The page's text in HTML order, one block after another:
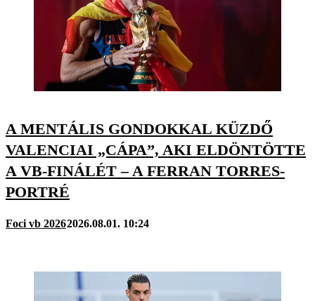
A MENTÁLIS GONDOKKAL KÜZDŐ
VALENCIAI „CÁPA”, AKI ELDÖNTÖTTE
A VB-FINÁLÉT – A FERRAN TORRES-
PORTRÉ
Foci vb 20262026.08.01. 10:24